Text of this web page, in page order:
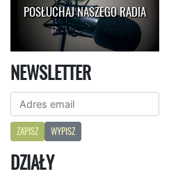
POSŁUCHAJ NASZEGO RADIA
NEWSLETTER
ZAPISZ WYPISZ
DZIAŁY